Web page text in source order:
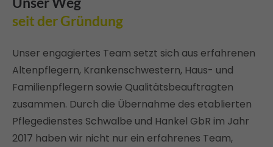
seit der Gründung
Unser engagiertes Team setzt sich aus erfahrenen
Altenpflegern, Krankenschwestern, Haus- und
Familienpflegern sowie Qualitätsbeauftragten
zusammen. Durch die Übernahme des etablierten
Pflegedienstes Schwalbe und Hankel GbR im Jahr
2017 haben wir nicht nur ein erfahrenes Team,